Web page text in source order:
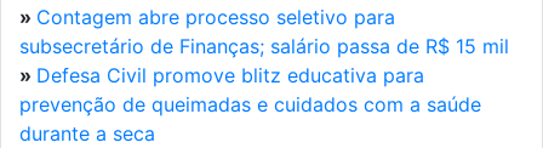
» Contagem abre processo seletivo para
subsecretário de Finanças; salário passa de R$ 15 mil
» Defesa Civil promove blitz educativa para
prevenção de queimadas e cuidados com a saúde
durante a seca